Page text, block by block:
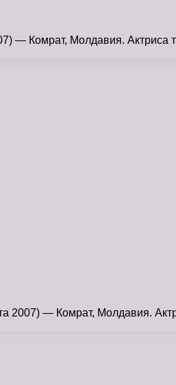
Комрат, Молдавия. Актриса
— Комрат, Молдавия.